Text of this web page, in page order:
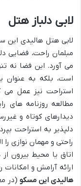
لابی دلباز هتل
لابی هتل هالیدی این
مبلمان راحت، فضایی
می آورد. این فضا نه
است، بلکه به عنوان
استراحت نیز عمل می
مطالعه روزنامه های
دیدارهای کوتاه و
دلپذیر به استراحت
راحتی و مهمان نوازی
اتاق یا محیط بیرون
ارائه آرامش و امکانات
هالیدی این مسکو (در